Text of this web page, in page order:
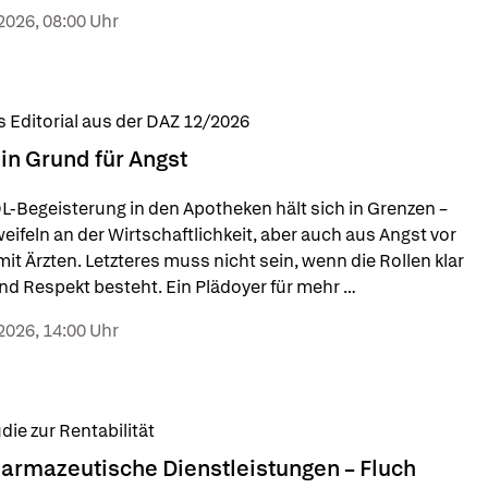
was Pflegepersonal, Ärztinnen und
08:00 Uhr
Grund für Angst
Begeisterung in den Apotheken hält sich in Grenzen –
an der Wirtschaftlichkeit, aber auch aus Angst vor
Ärzten. Letzteres muss nicht sein, wenn die Rollen klar
Respekt besteht. Ein Plädoyer für mehr
Editorial aus der DAZ 12/2026
14:00 Uhr
Dienstleistungen – Fluch
zur Rentabilität